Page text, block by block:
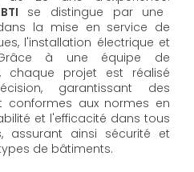
se distingue par une
la mise en service de
l'installation électrique et
à une équipe de
chaque projet est réalisé
garantissant des
conformes aux normes en
et l'efficacité dans tous
assurant ainsi sécurité et
de bâtiments.